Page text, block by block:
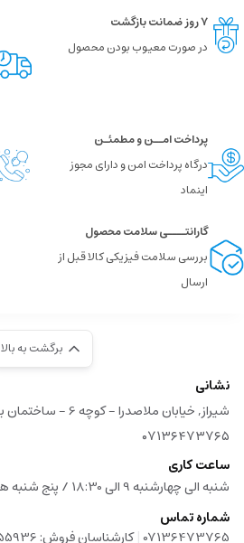
۷ روز ضمانت بازگشت
در صورت معیوب بودن محصول
پرداخت امــن و مطمئـن
درگاه پرداخت امن و دارای مجوز
اینماد
گارانتــــی سلامت محصول
بررسی سلامت فیزیکی کالا قبل از
ارسال
برگشت به بالا
نشانی
۰۷۱۳۶۴۷۳۷۶۵
ساعت کاری
شنبه الی چهارشنبه 9 الی 18:30 / پنج شنبه ها 9 الی 14
شماره تماس
07136473765
|